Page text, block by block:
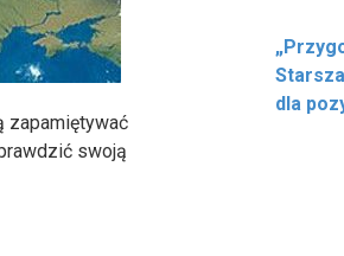
zapamiętywać
swoją
dla